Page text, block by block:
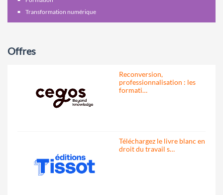
Transformation numérique
Offres
Reconversion,
professionnalisation : les
formati…
Téléchargez le livre blanc en
droit du travail s…